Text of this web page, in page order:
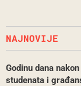
NAJNOVIJE
Godinu dana
studenata i